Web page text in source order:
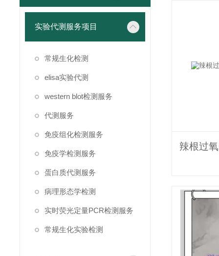
实验代测服务项目
常规生化检测
elisa实验代测
western blot检测服务
代测服务
免疫组化检测服务
免疫学检测服务
蛋白质代测服务
病理形态学检测
实时荧光定量PCR检测服务
常规生化实验检测